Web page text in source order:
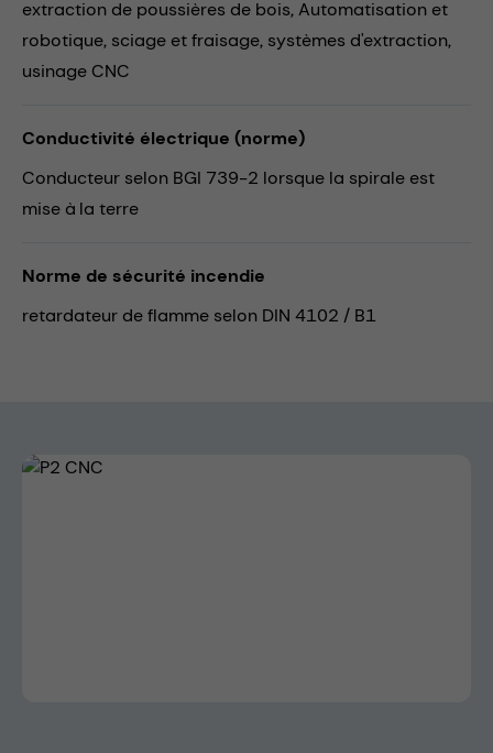
extraction de poussières de bois,Automatisation et
robotique, sciage et fraisage, systèmes d'extraction,
usinage CNC
Conductivité électrique (norme)
Conducteur selon BGI 739-2 lorsque la spirale est
mise à la terre
Norme de sécurité incendie
retardateur de flamme selon DIN 4102 / B1
Skip image gallery